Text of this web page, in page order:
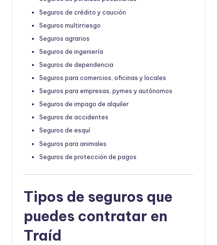
Seguros de crédito y caución
Seguros multirriesgo
Seguros agrarios
Seguros de ingeniería
Seguros de dependencia
Seguros para comercios, oficinas y locales
Seguros para empresas, pymes y autónomos
Seguros de impago de alquiler
Seguros de accidentes
Seguros de esquí
Seguros para animales
Seguros de protección de pagos
Tipos de seguros que
puedes contratar en
Traíd